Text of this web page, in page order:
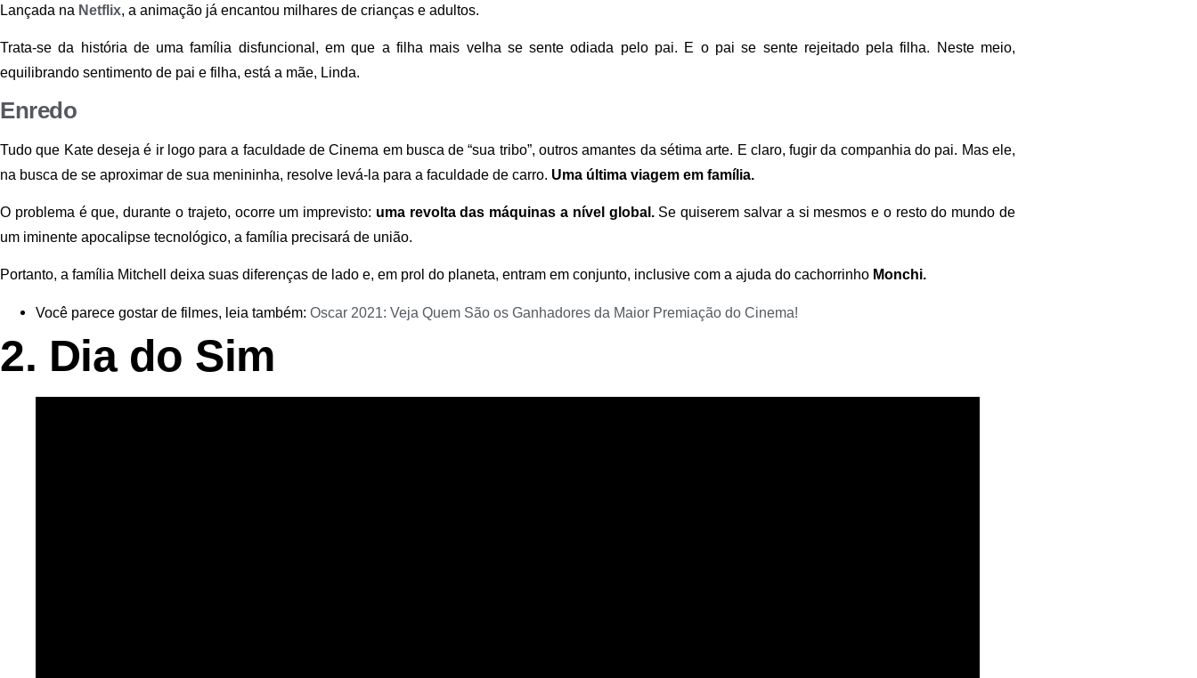
Lançada na Netflix, a animação já encantou milhares de crianças e adultos.
Trata-se da história de uma família disfuncional, em que a filha mais velha se sente odiada pelo pai. E o pai se sente rejeitado pela filha. Neste meio,
equilibrando sentimento de pai e filha, está a mãe, Linda.
Enredo
Tudo que Kate deseja é ir logo para a faculdade de Cinema em busca de “sua tribo”, outros amantes da sétima arte. E claro, fugir da companhia do pai. Mas ele,
na busca de se aproximar de sua menininha, resolve levá-la para a faculdade de carro. Uma última viagem em família.
O problema é que, durante o trajeto, ocorre um imprevisto: uma revolta das máquinas a nível global.Se quiserem salvar a si mesmos e o resto do mundo de
um iminente apocalipse tecnológico, a família precisará de união.
Portanto, a família Mitchell deixa suas diferenças de lado e, em prol do planeta, entram em conjunto, inclusive com a ajuda do cachorrinho Monchi.
Você parece gostar de filmes, leia também: Oscar 2021: Veja Quem São os Ganhadores da Maior Premiação do Cinema!
2. Dia do Sim